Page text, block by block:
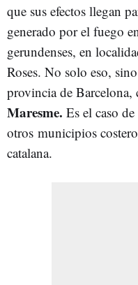
que sus efectos llegan
generado por el fuego
gerundenses, en
Roses. No solo eso,
provincia de Barcelona,
Maresme. Es el caso de
otros municipios
catalana.